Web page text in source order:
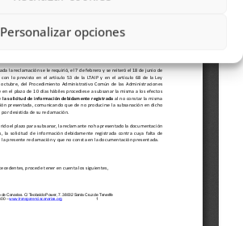
Personalizar opciones